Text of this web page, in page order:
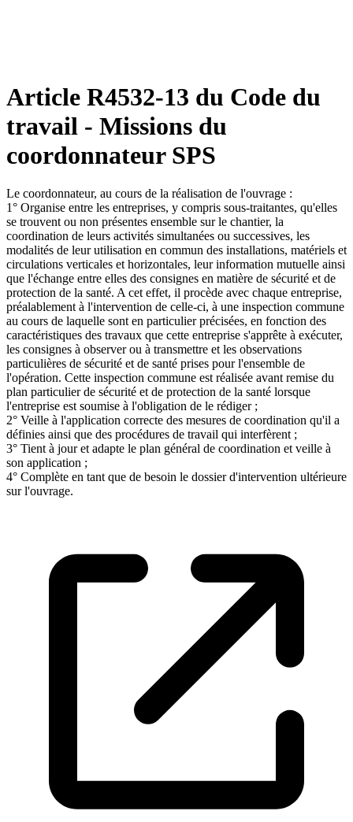
Article R4532-13 du Code du
travail - Missions du
coordonnateur SPS
Le coordonnateur, au cours de la réalisation de l'ouvrage :
1° Organise entre les entreprises, y compris sous-traitantes, qu'elles
se trouvent ou non présentes ensemble sur le chantier, la
coordination de leurs activités simultanées ou successives, les
modalités de leur utilisation en commun des installations, matériels et
circulations verticales et horizontales, leur information mutuelle ainsi
que l'échange entre elles des consignes en matière de sécurité et de
protection de la santé. A cet effet, il procède avec chaque entreprise,
préalablement à l'intervention de celle-ci, à une inspection commune
au cours de laquelle sont en particulier précisées, en fonction des
caractéristiques des travaux que cette entreprise s'apprête à exécuter,
les consignes à observer ou à transmettre et les observations
particulières de sécurité et de santé prises pour l'ensemble de
l'opération. Cette inspection commune est réalisée avant remise du
plan particulier de sécurité et de protection de la santé lorsque
l'entreprise est soumise à l'obligation de le rédiger ;
2° Veille à l'application correcte des mesures de coordination qu'il a
définies ainsi que des procédures de travail qui interfèrent ;
3° Tient à jour et adapte le plan général de coordination et veille à
son application ;
4° Complète en tant que de besoin le dossier d'intervention ultérieure
sur l'ouvrage.